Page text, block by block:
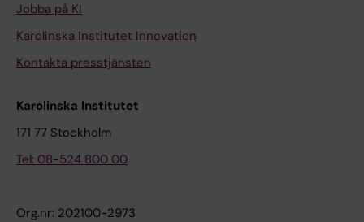
Jobba på KI
Karolinska Institutet Innovation
Kontakta presstjänsten
Karolinska Institutet
171 77 Stockholm
Tel: 08-524 800 00
Org.nr: 202100-2973